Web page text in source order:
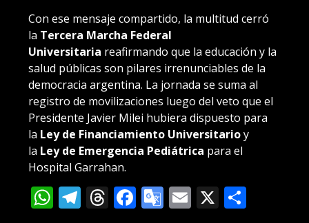
Con ese mensaje compartido, la multitud cerró
la Tercera Marcha Federal
Universitaria reafirmando que la educación y la
salud públicas son pilares irrenunciables de la
democracia argentina. La jornada se suma al
registro de movilizaciones luego del veto que el
Presidente Javier Milei hubiera dispuesto para
la Ley de Financiamiento Universitarioy
la Ley de Emergencia Pediátrica para el
Hospital Garrahan.
WhatsApp
Telegram
Threads
Facebook
Google
Email
X